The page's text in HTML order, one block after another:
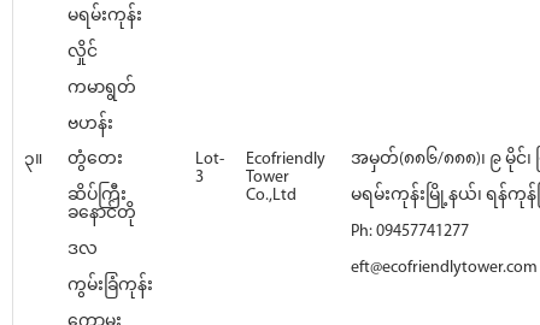
မရမ်းကုန်း
လှိုင်
ကမာရွတ်
ဗဟန်း
၃။
တွံတေး
ဆိပ်ကြီး
ခနောင်တို
ဒလ
ကွမ်းခြံကုန်း
Lot-
3
Ecofriendly
Tower
Co.,Ltd
အမှတ်(၈၈၆/၈၈၈)၊ ၉ မိုင်၊
မရမ်းကုန်းမြို့နယ်၊ ရန်ကုန်
Ph: 09457741277
eft@ecofriendlytower.com